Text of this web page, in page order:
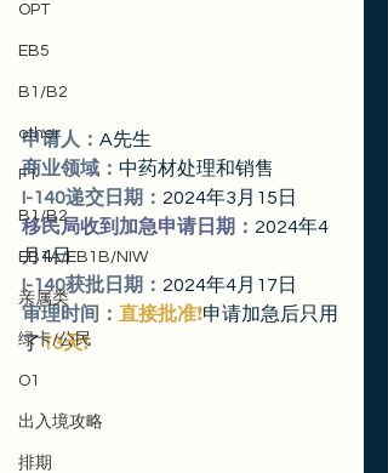
OPT
EB5
B1/B2
other
F1
B1/B2
EB1A/EB1B/NIW
亲属类
绿卡/公民
O1
出入境攻略
排期
申请人： A先生
商业领域： 中药材处理和销售
I-140递交日期： 2024年3月15日
移民局收到加急申请日期： 2024年4
月4日
I-140获批日期： 2024年4月17日
审理时间： 直接批准❗️申请加急后只用
了13天❗️